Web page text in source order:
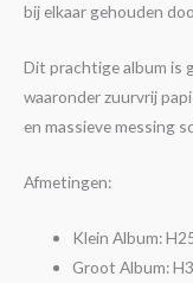
bij elkaar gehouden
Dit prachtige album is
waaronder zuurvrij
en massieve messing
Afmetingen:
Klein Album:
Groot Album: